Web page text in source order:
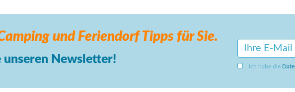
und FeriendorfTipps für Sie.
unseren Newsletter!
Ich habe die